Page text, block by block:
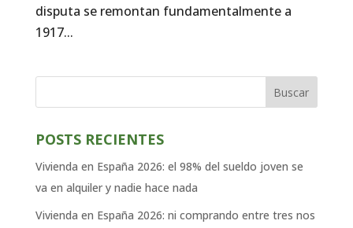
disputa se remontan fundamentalmente a
1917...
Buscar
POSTS RECIENTES
Vivienda en España 2026: el 98% del sueldo joven se
va en alquiler y nadie hace nada
Vivienda en España 2026: ni comprando entre tres nos